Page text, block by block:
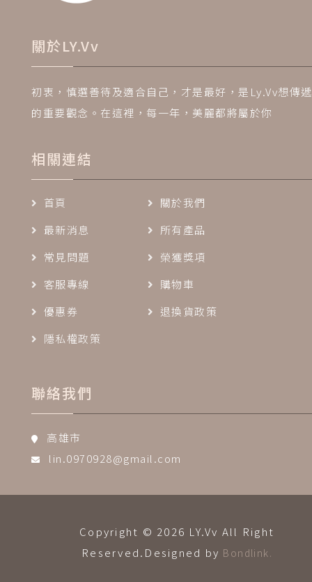
關於LY.Vv
初衷，慎選善待及適合自己，才是最好，是Ly.Vv想傳遞
的重要觀念。在這裡，每一年，美麗都將屬於你
相關連結
首頁
關於我們
最新消息
所有產品
常見問題
榮獲獎項
客服專線
購物車
優惠券
退換貨政策
隱私權政策
聯絡我們
高雄市
lin.0970928@gmail.com
Copyright © 2026 LY.Vv All Right
Reserved.Designed by Bondlink.